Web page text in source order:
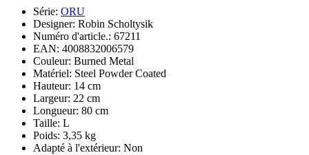
Série: ORU
Designer: Robin Scholtysik
Numéro d'article.: 67211
EAN: 4008832006579
Couleur: Burned Metal
Matériel: Steel Powder Coated
Hauteur: 14 cm
Largeur: 22 cm
Longueur: 80 cm
Taille: L
Poids: 3,35 kg
Adapté à l'extérieur: Non